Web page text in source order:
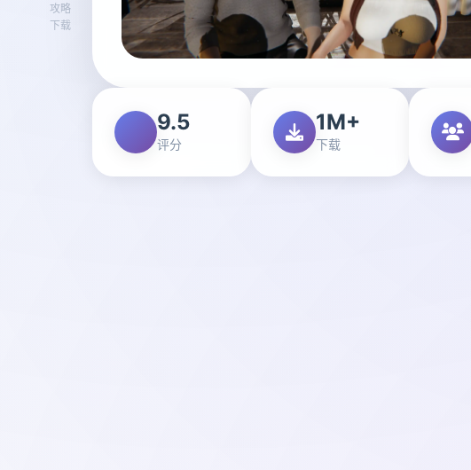
攻略
下载
9.5
评分
1M+
下载